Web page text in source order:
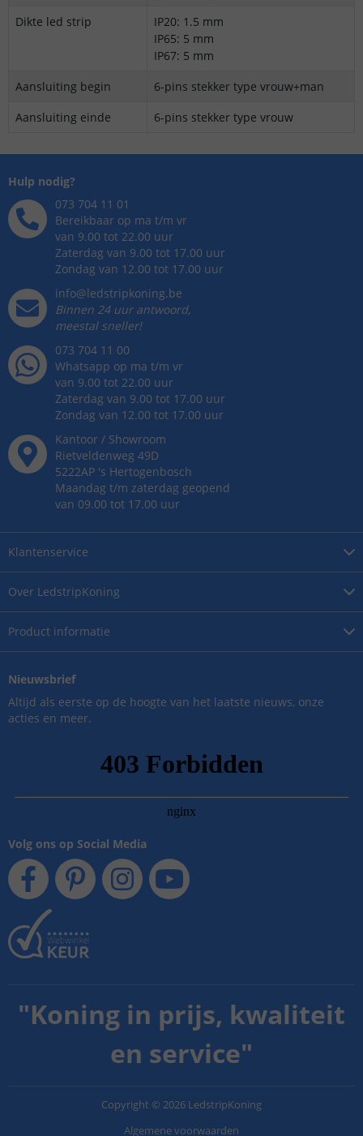
Dikte led strip
IP20: 1.5 mm
IP65: 5 mm
IP67: 5 mm
Aansluiting begin
6-pins stekker type vrouw+man
Aansluiting einde
6-pins stekker type vrouw
Over LedstripKoning
Product informatie
Klantenservice
Hulp nodig?
073 704 11 01
Bereikbaar op ma t/m vr
van 9.00 tot 22.00 uur
Zaterdag van 9.00 tot 17.00 uur
Zondag van 12.00 tot 17.00 uur
info@ledstripkoning.be
Binnen 24 uur antwoord,
meestal sneller!
073 704 11 00
Whatsapp op ma t/m vr
van 9.00 tot 22.00 uur
Zaterdag van 9.00 tot 17.00 uur
Zondag van 12.00 tot 17.00 uur
Kantoor / Showroom
Rietveldenweg 49D
5222AP 's Hertogenbosch
Maandag t/m zaterdag geopend
van 09.00 tot 17.00 uur
Nieuwsbrief
Altijd als eerste op de hoogte van het laatste nieuws, onze
acties en meer.
Volg ons op Social Media
"Koning in prijs, kwaliteit
en service"
Copyright © 2026 LedstripKoning
Algemene voorwaarden